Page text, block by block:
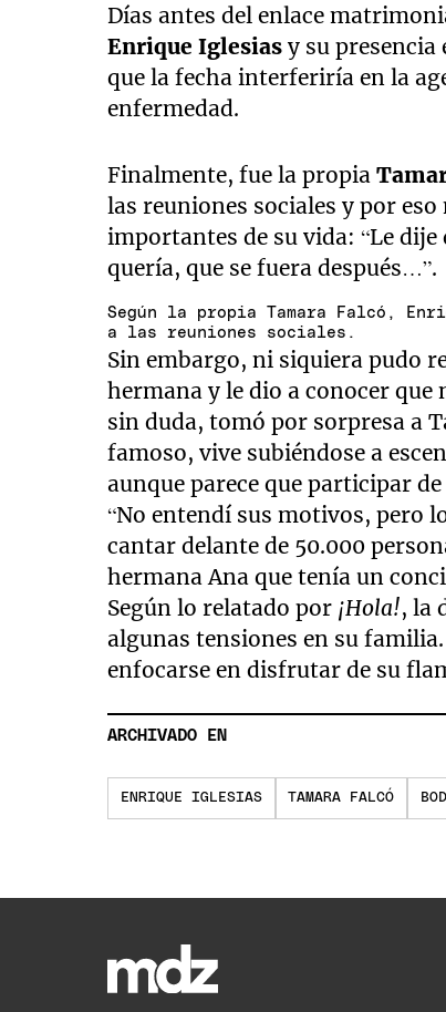
Días antes del enlace
Enrique Iglesias y su presencia
que la fecha interferiría en la
enfermedad.
Finalmente, fue la propia
las reuniones sociales y por
importantes de su vida: “Le
quería, que se fuera después…”.
Según la propia Tamara Falcó,
a las reuniones sociales.
Sin embargo, ni siquiera pudo
hermana y le dio a conocer que
sin duda, tomó por sorpresa a
famoso, vive subiéndose a
aunque parece que participar
“No entendí sus motivos, pero
cantar delante de 50.000
hermana Ana que tenía un
Según lo relatado por ¡Hola!, la
algunas tensiones en su
enfocarse en disfrutar de su
ARCHIVADO EN
ENRIQUE IGLESIAS TAMARA FALCÓ